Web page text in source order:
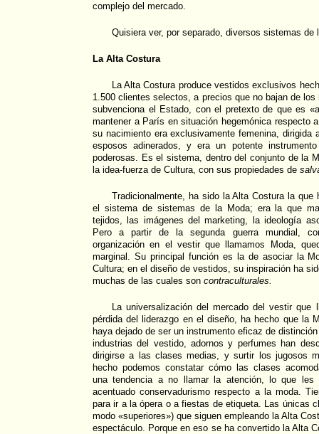
complejo del mercado.
Quisiera ver, por separado, diversos sistemas de
La Alta Costura
La Alta Costura produce vestidos exclusivos
1.500 clientes selectos, a precios que no bajan de
subvenciona el Estado, con el pretexto de que es
mantener a París en situación hegemónica respecto
su nacimiento era exclusivamente femenina, dirigida
esposos adinerados, y era un potente
poderosas. Es el sistema, dentro del conjunto de la
la idea-fuerza de Cultura, con sus propiedades de
Tradicionalmente, ha sido la Alta Costura la
el sistema de sistemas de la Moda; era la que
tejidos, las imágenes del marketing, la ideología
Pero a partir de la segunda guerra mundial,
organización en el vestir que llamamos Moda,
marginal. Su principal función es la de asociar la
Cultura; en el diseño de vestidos, su inspiración ha
muchas de las cuales son contraculturales.
La universalización del mercado del vestir
pérdida del liderazgo en el diseño, ha hecho que la
haya dejado de ser un instrumento eficaz de
industrias del vestido, adornos y perfumes han
dirigirse a las clases medias, y surtir los jugosos
hecho podemos constatar cómo las clases
una tendencia a no llamar la atención, lo que les
acentuado conservadurismo respecto a la moda.
para ir a la ópera o a fiestas de etiqueta. Las únicas
modo «superiores») que siguen empleando la Alta
espectáculo. Porque en eso se ha convertido la Alta